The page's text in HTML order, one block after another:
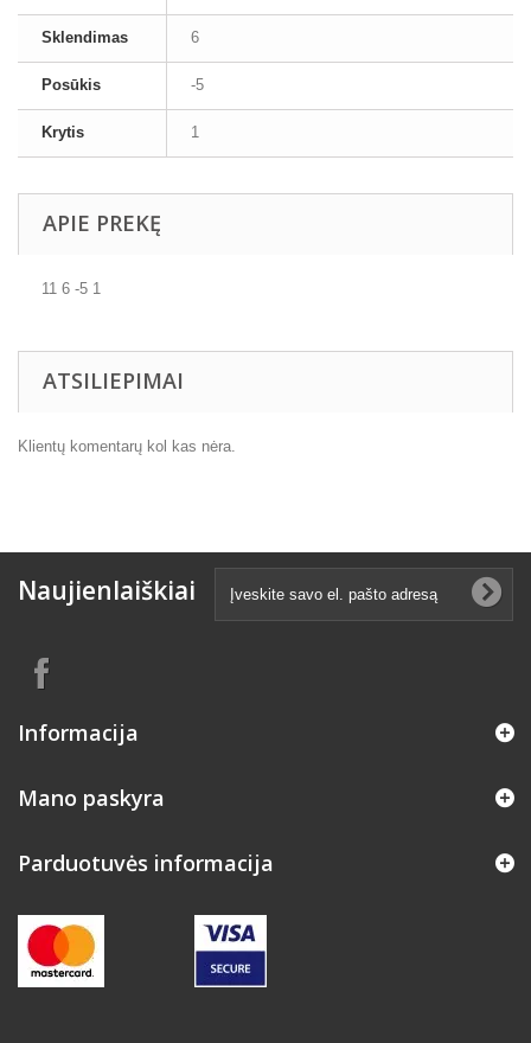
Sklendimas 6
Posūkis -5
Krytis 1
APIE PREKĘ
11 6 -5 1
ATSILIEPIMAI
Klientų komentarų kol kas nėra.
Naujienlaiškiai
Informacija
Mano paskyra
Parduotuvės informacija